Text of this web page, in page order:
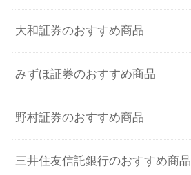
大和証券のおすすめ商品
みずほ証券のおすすめ商品
野村証券のおすすめ商品
三井住友信託銀行のおすすめ商品